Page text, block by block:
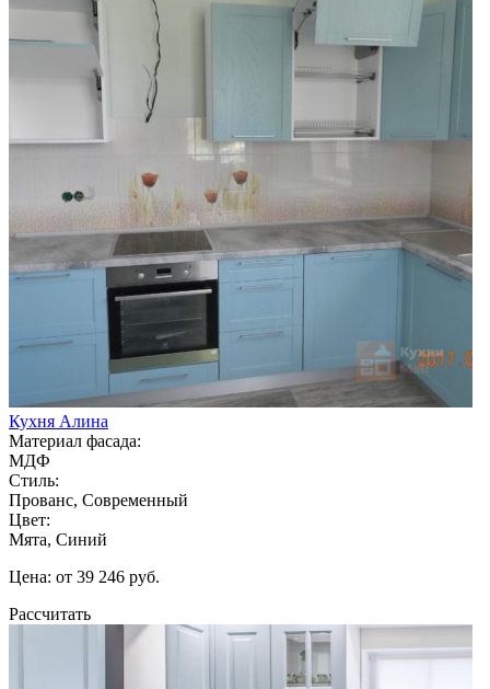
Кухня Алина
Материал фасада:
МДФ
Стиль:
Прованс, Современный
Цвет:
Мята, Синий
Цена: от 39 246 руб.
Рассчитать